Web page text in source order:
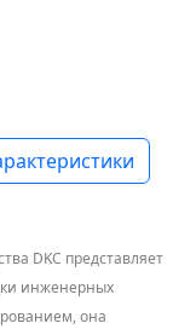
DKC представляет
инженерных
она